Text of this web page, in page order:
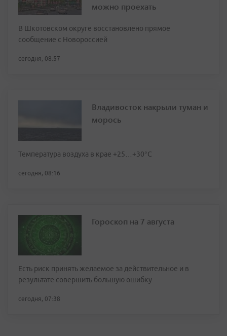
можно проехать
В Шкотовском округе восстановлено прямое
сообщение с Новороссией
сегодня, 08:57
Владивосток накрыли туман и
морось
Температура воздуха в крае +25…+30°C
сегодня, 08:16
Гороскоп на 7 августа
Есть риск принять желаемое за действительное и в
результате совершить большую ошибку
сегодня, 07:38